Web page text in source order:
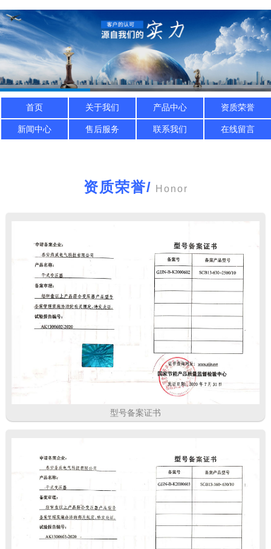
首页 关于我们 产品中心 资质荣誉
新闻中心 售后服务 联系我们 在线留言
资质荣誉/ Honor
型号备案证书